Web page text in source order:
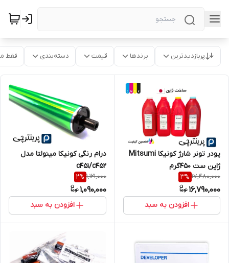
پربازدیدترین برندها قیمت دسته‌بندی فقط
پودر تونر شارژ کونیکا Mitsumi
ژاپن ست ۴۵۰گرم
17,480,000
3%
16,790,000
افزودن به سبد
درام رنگی کونیکا مینولتا مدل
c451/c452
1,121,000
2%
1,090,000
افزودن به سبد